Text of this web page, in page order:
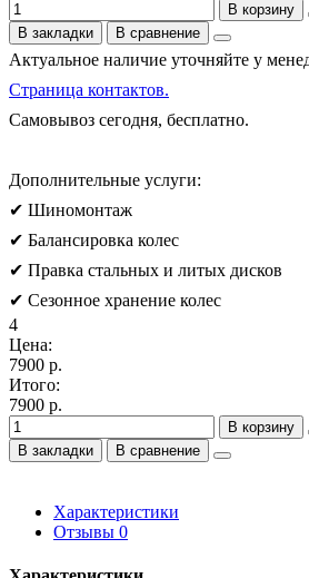
В корзину
В закладки
В сравнение
Актуальное наличие уточняйте у
Страница контактов.
Самовывоз сегодня, бесплатно.
Дополнительные услуги:
✔ Шиномонтаж
✔ Балансировка колес
✔ Правка стальных и литых дисков
✔ Сезонное хранение колес
4
Цена:
7900 р.
Итого:
7900 р.
В корзину
В закладки
В сравнение
Характеристики
Отзывы 0